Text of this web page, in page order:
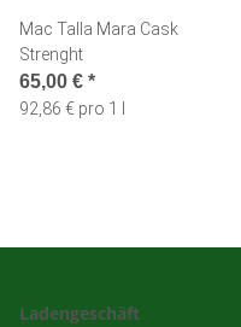
Mac Talla Mara Cask
Strenght
65,00 € *
92,86 € pro 1 l
Ladengeschäft